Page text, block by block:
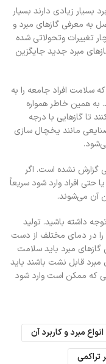
بسیار زیادی دارند بسیار
به معرفی گازهای مبرد و
تغییرات وتحولاتی شده
مبرد جدید جایگزین
سلامت افراد جامعه را به
به همین خاطر همواره
تا گازهایی با درجه
مانند یخچال سازی
گزارش نشده است. اگر
حتی افراد وارد شود سریعاً
آن می‌شوند.
داشته باشید. تولید
را در دمای مختلف از دست
مبرد باید سلامت
مبرد قابل نشت باشند باید
که ممکن است وارد شود
انواع مبرد و کاربرد آن
تراکمی